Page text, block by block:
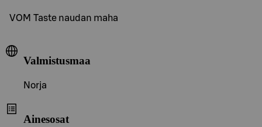
VOM Taste naudan maha
Valmistusmaa
Norja
Ainesosat